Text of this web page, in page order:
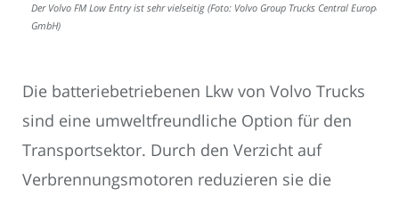
Der Volvo FM Low Entry ist sehr vielseitig (Foto: Volvo Group Trucks Central Europe
GmbH)
Die batteriebetriebenen Lkw von Volvo Trucks
sind eine umweltfreundliche Option für den
Transportsektor. Durch den Verzicht auf
Verbrennungsmotoren reduzieren sie die